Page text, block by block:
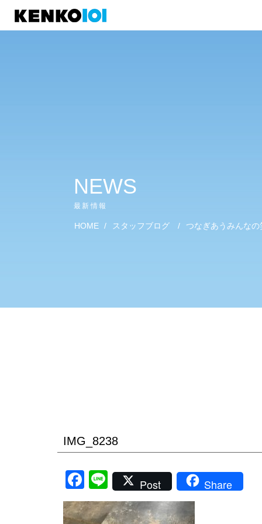
NEWS
最新情報
HOME / スタッフブログ / つなぎあうみんなの
IMG_8238
Facebook
LinePost Share